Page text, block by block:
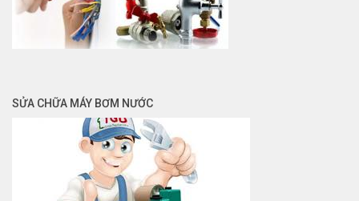
SỬA CHỮA MÁY BƠM NƯỚC